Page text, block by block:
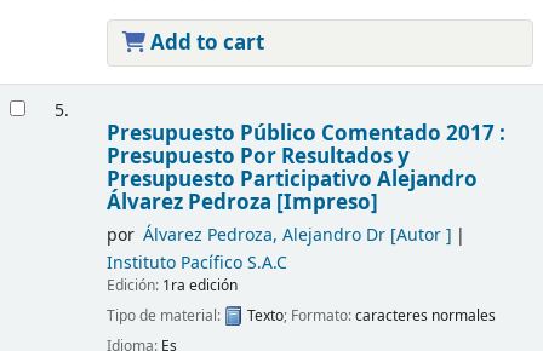
Add to cart
5.
Presupuesto Público Comentado 2017 :
Presupuesto Por Resultados y
Presupuesto Participativo Alejandro
Álvarez Pedroza [Impreso]
por Álvarez Pedroza, Alejandro Dr[Autor ]
Instituto Pacífico S.A.C
Edición: 1ra edición
Tipo de material:
Texto; Formato:caracteres normales
Idioma: Es